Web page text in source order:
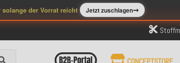
der Vorrat reicht Jetzt zuschlagen➞